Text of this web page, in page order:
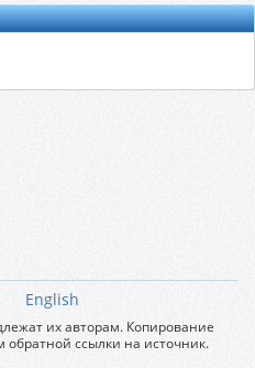
English
их авторам. Копирование
обратной ссылки на источник.